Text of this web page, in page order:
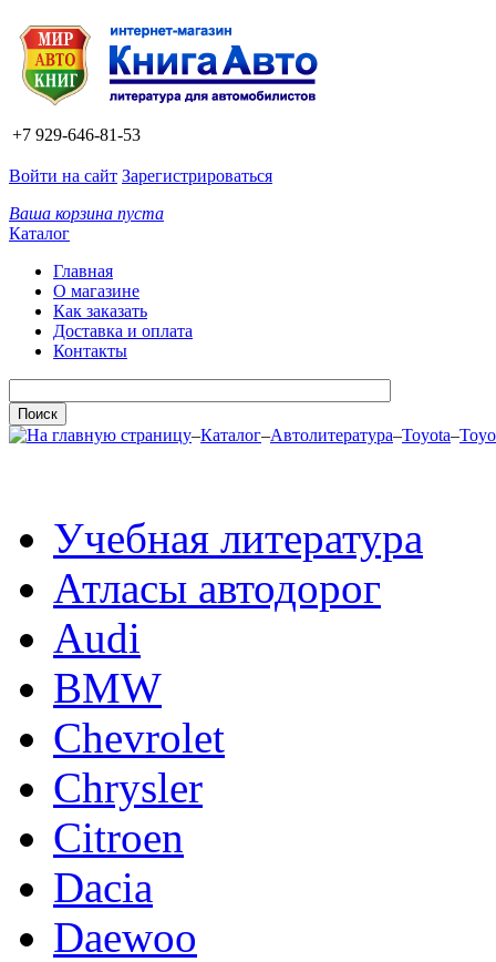
+7 929-646-81-53
Войти на сайт Зарегистрироваться
Ваша корзина пуста
Каталог
Главная
О магазине
Как заказать
Доставка и оплата
Контакты
–Каталог–Автолитература–Toyota–
Учебная литература
Атласы автодорог
Audi
BMW
Chevrolet
Chrysler
Citroen
Dacia
Daewoo